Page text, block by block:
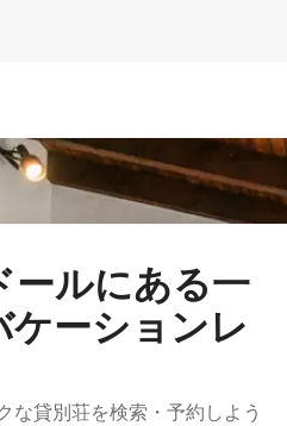
ールにある一
ケーションレ
な貸別荘を検索・予約しよう